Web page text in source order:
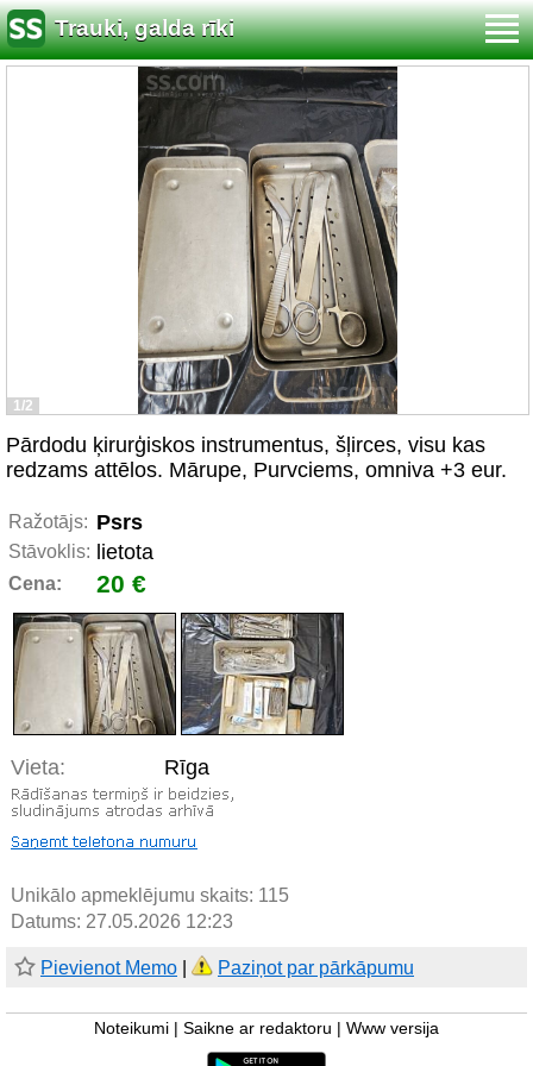
Trauki, galda rīki
1/2
Pārdodu ķirurģiskos instrumentus, šļirces, visu kas
redzams attēlos. Mārupe, Purvciems, omniva +3 eur.
Ražotājs: Psrs
Stāvoklis: lietota
Cena: 20 €
Vieta: Rīga
Unikālo apmeklējumu skaits: 115
Datums: 27.05.2026 12:23
Pievienot Memo Paziņot par pārkāpumu
Noteikumi Saikne ar redaktoru Www versija